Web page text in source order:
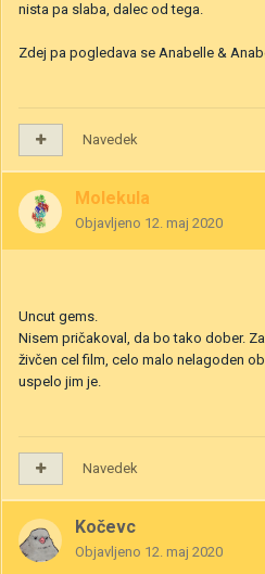
nista pa slaba, dalec od tega.
Zdej pa pogledava se Anabelle &
Navedek
Molekula
Objavljeno 12. maj 2020
Uncut gems.
Nisem pričakoval, da bo tako dober.
živčen cel film, celo malo nelagoden
uspelo jim je.
Navedek
Kočevc
Objavljeno 12. maj 2020